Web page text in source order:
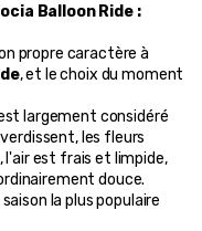
Balloon Ride :
propre caractère à
, et le choix du moment
largement considéré
les fleurs
l'air est frais et limpide,
douce.
la plus populaire